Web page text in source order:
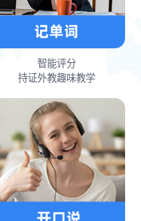
智能评分
持证外教趣味教学